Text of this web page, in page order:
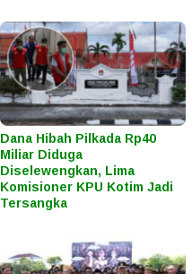
Dana Hibah Pilkada Rp40
Miliar Diduga
Diselewengkan, Lima
Komisioner KPU Kotim Jadi
Tersangka